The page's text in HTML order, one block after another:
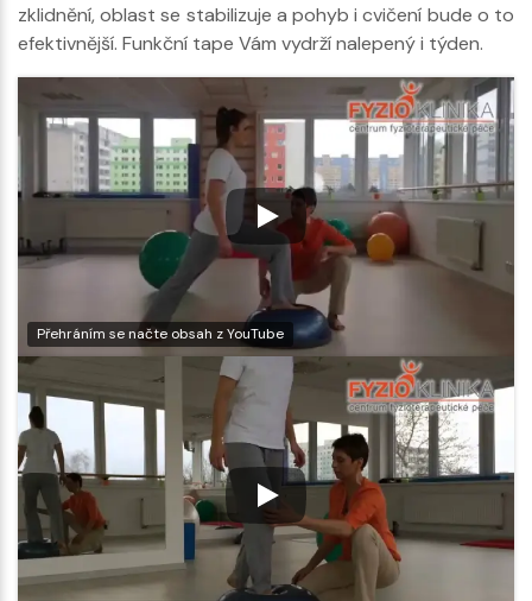
zklidnění, oblast se stabilizuje a pohyb i cvičení bude o to
efektivnější. Funkční tape Vám vydrží nalepený i týden.
Přehráním se načte obsah z YouTube